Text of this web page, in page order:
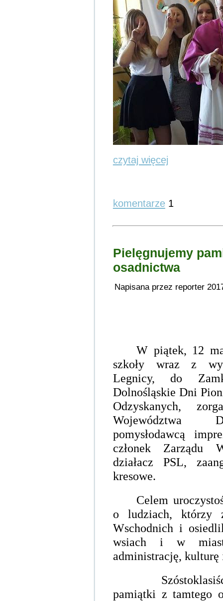
czytaj więcej
komentarze1
Pielęgnujemy
osadnictwa
Napisana przez reporter
W piątek, 12
szkoły wraz z
Legnicy, do
Dolnośląskie Dni
Odzyskanych,
Województwa
pomysłodawcą
członek Zarządu
działacz PSL,
kresowe.
Celem
o ludziach, którzy
Wschodnich i
wsiach i w
administrację,
pamiątki z tamtego